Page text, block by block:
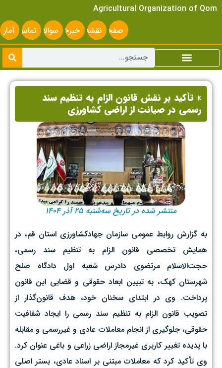
Agricultural Organization of Qom
صفحه
اصلی
نقشه
سایت
خبرخوانسوالات
متداول
تماس
با ما
آمار
» تأکید بر نقش قانون الزام به تنظیم سند
رسمی در صیانت از اراضی کشاورزی
منتشر شده در تاریخ سه‌شنبه ۲۵ آذر ۱۴۰۴
به گزارش روابط عمومی سازمان جهادکشاورزی استان قم، در
همایش تخصصی قانون الزام به تنظیم سند رسمی،
حجت‌الاسلام مرتضوی دادرس شعبه اول دادگاه صلح
شهرستان کهک، به تبیین ابعاد حقوقی و قضایی این قانون
پرداخت. وی در ابتدای سخنان خود، هدف قانون‌گذار از
تصویب قانون الزام به تنظیم سند رسمی را ایجاد شفافیت
حقوقی، جلوگیری از انجام معاملات عادی و غیررسمی و مقابله
با پدیده تغییر کاربری غیرمجاز اراضی زراعی و باغی عنوان کرد.
وی تأکید کرد که معاملات مبتنی بر اسناد عادی، بستر اصلی